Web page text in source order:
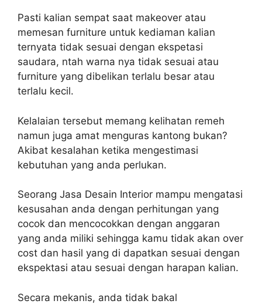
Pasti kalian sempat saat makeover atau
memesan furniture untuk kediaman kalian
ternyata tidak sesuai dengan ekspetasi
saudara, ntah warna nya tidak sesuai atau
furniture yang dibelikan terlalu besar atau
terlalu kecil.
Kelalaian tersebut memang kelihatan remeh
namun juga amat menguras kantong bukan?
Akibat kesalahan ketika mengestimasi
kebutuhan yang anda perlukan.
Seorang Jasa Desain Interior mampu mengatasi
kesusahan anda dengan perhitungan yang
cocok dan mencocokkan dengan anggaran
yang anda miliki sehingga kamu tidak akan over
cost dan hasil yang di dapatkan sesuai dengan
ekspektasi atau sesuai dengan harapan kalian.
Secara mekanis, anda tidak bakal